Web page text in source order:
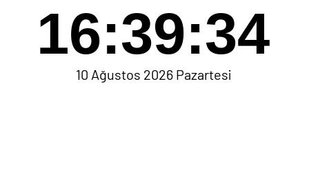
16:39:34
10 Ağustos 2026 Pazartesi